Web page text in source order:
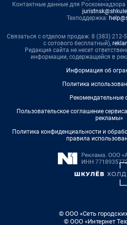
Контактные данные для Роскомнадзора
Техподдержка:
Связаться с отделом продаж: 8 (383) 212-
с сотового бесплатный),
Редакция сайта не несет
информации, содержащейся в
Информация об
Политика
Рекомендательные
Пользовательское соглашение
рекламы»
Политика конфиденциальности и
правила
© ООО «Сеть
© ООО «Интернет